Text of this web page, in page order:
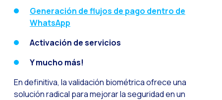
Humanizando las
Social CX: La
Generación de flujos de pago dentro de
WhatsApp
Activación de servicios
Y mucho más!
En definitiva, la validación biométrica ofrece una
solución radical para mejorar la seguridad en un